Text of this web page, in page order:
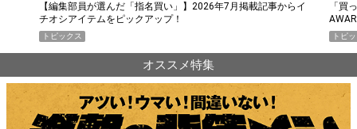
「買って損なし」の極上スマホ5選【GoodsPress 2026上半期
AWARD】
トピックス
薄着
PR
オススメ特集